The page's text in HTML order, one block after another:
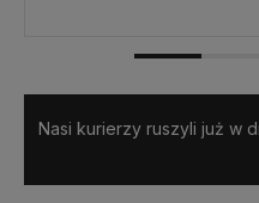
Nasi kurierzy ruszyli już w